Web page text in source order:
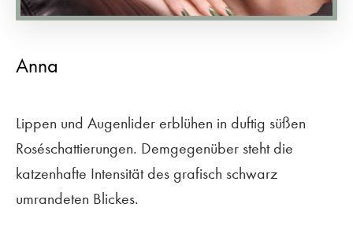
Anna
Lippen und Augenlider erblühen in duftig süßen
Roséschattierungen. Demgegenüber steht die
katzenhafte Intensität des grafisch schwarz
umrandeten Blickes.